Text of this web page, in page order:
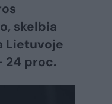
skelbia
Lietuvoje
24 proc.